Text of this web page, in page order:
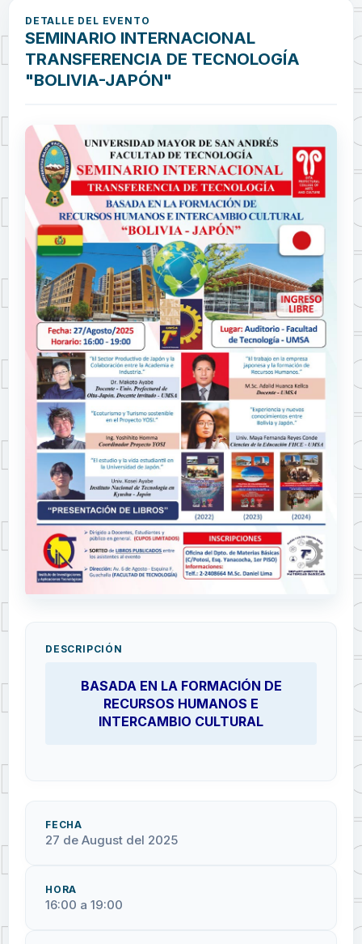
DETALLE DEL EVENTO
SEMINARIO INTERNACIONAL
TRANSFERENCIA DE TECNOLOGÍA
"BOLIVIA-JAPÓN"
DESCRIPCIÓN
BASADA EN LA FORMACIÓN DE
RECURSOS HUMANOS E
INTERCAMBIO CULTURAL
FECHA
27 de August del 2025
HORA
16:00 a 19:00